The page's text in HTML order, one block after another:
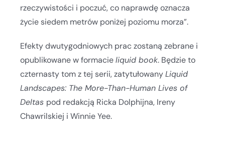
rzeczywistości i poczuć, co naprawdę oznacza
życie siedem metrów poniżej poziomu morza”.
Efekty dwutygodniowych prac zostaną zebrane i
opublikowane w formacieliquid book. Będzie to
czternasty tom z tej serii, zatytułowanyLiquid
Landscapes: The More-Than-Human Lives of
Deltas pod redakcją Ricka Dolphijna, Ireny
Chawrilskiej i Winnie Yee.